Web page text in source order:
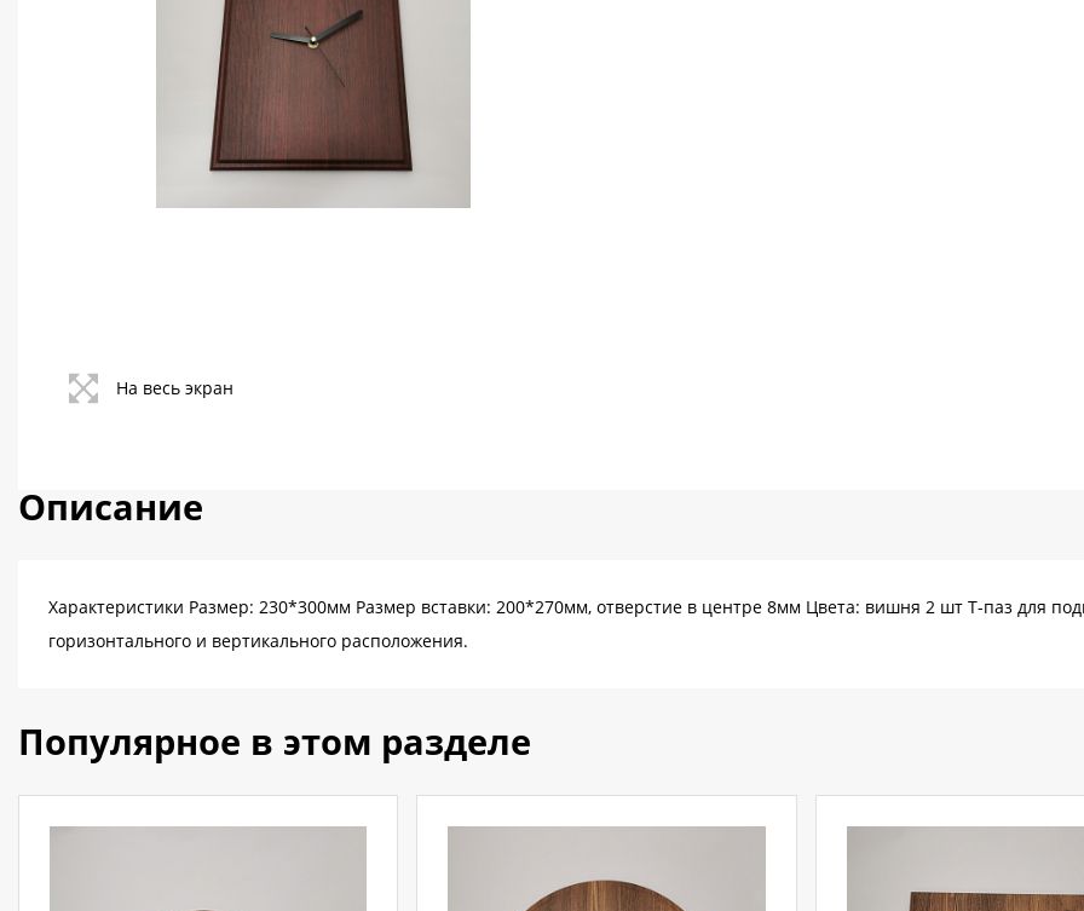
Политика конфиденциальности
На весь экран
Описание
Характеристики Размер: 230*300мм Размер вставки: 200*270мм, отверстие в центре 8мм Цвета: вишня 2 шт Т-паз для
горизонтального и вертикального расположения.
Популярное в этом разделе